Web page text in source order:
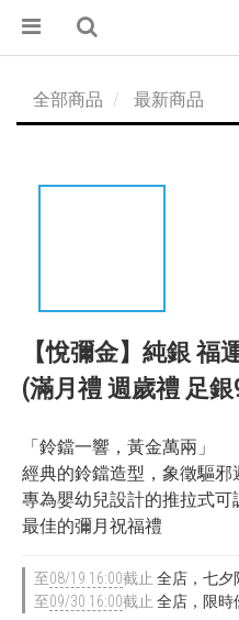
全部商品 最新商品
【悅彌金】純銀 福
(滿月禮 週歲禮 足銀
「鈴鐺一響，黃金萬兩」
經典的鈴鐺造型，象徵驅邪
專為嬰幼兒設計的推拉式可
最佳的彌月祝福禮
至08/19 16:00截止 全店，七夕
至09/30 16:00截止 全店，限時